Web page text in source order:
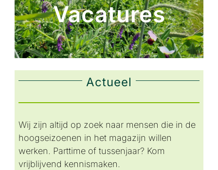
Vacatures
Actueel
Wij zijn altijd op zoek naar mensen die in de
hoogseizoenen in het magazijn willen
werken. Parttime of tussenjaar? Kom
vrijblijvend kennismaken.